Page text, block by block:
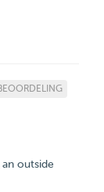
outside